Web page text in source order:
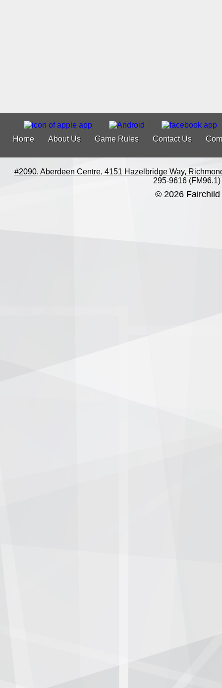
Home About Us Game Rules Contact Us
#2090, Aberdeen Centre, 4151 Hazelbridge Way,
295-9616 (FM96.1)
© 2026 Fairchild